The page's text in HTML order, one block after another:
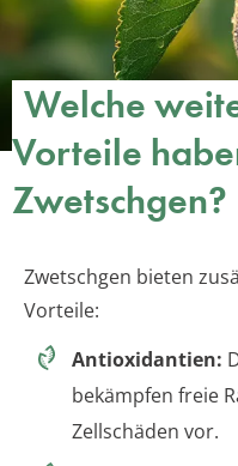
Welche
Vorteile
Zwetschgen?
Zwetschgen bieten
Vorteile:
Antioxidantien:
bekämpfen freie
Zellschäden vor.